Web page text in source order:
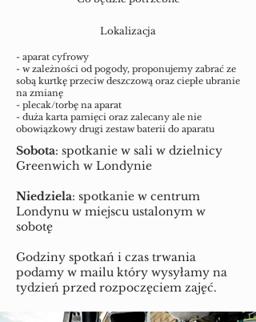
Lokalizacja
- aparat cyfrowy
- w zależności od pogody, proponujemy zabrać ze
sobą kurtkę przeciw deszczową oraz ciepłe ubranie
na zmianę
- plecak/torbę na aparat
- duża karta pamięci oraz zalecany ale nie
obowiązkowy drugi zestaw baterii do aparatu
Sobota: spotkanie w sali w dzielnicy
Greenwich w Londynie
Niedziela: spotkanie w centrum
Londynu w miejscu ustalonym w
sobotę
Godziny spotkań i czas trwania
podamy w mailu który wysyłamy na
tydzień przed rozpoczęciem zajęć.